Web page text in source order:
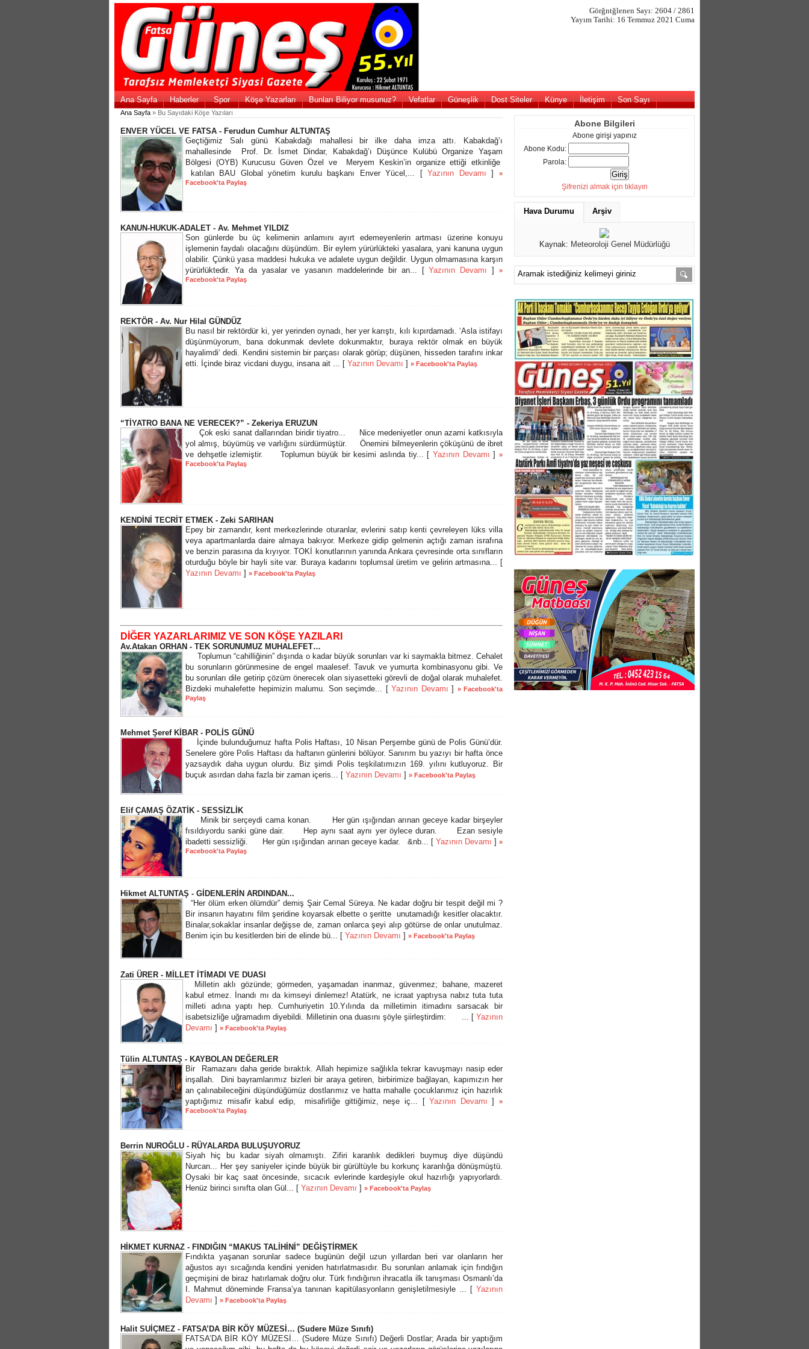
Görğntğlenen Sayı: 2604 / 2861
Yayım Tarihi: 16 Temmuz 2021 Cuma
Ana Sayfa Haberler Spor Köşe Yazarları Bunları Biliyor musunuz? Vefatlar Güneşlik Dost Siteler Künye İletişim Son Sayı
Ana Sayfa » Bu Sayıdaki Köşe Yazıları
ENVER YÜCEL VE FATSA - Ferudun Cumhur ALTUNTAŞ
Geçtiğimiz Salı günü Kabakdağı mahallesi bir ilke daha imza attı. Kabakdağ’ı
mahallesinde Prof. Dr. İsmet Dindar, Kabakdağ’ı Düşünce Kulübü Organize Yaşam
Bölgesi (OYB) Kurucusu Güven Özel ve Meryem Keskin’in organize ettiği etkinliğe
katılan BAU Global yönetim kurulu başkanı Enver Yücel,... [Yazının Devamı ]»
Facebook'ta Paylaş
KANUN-HUKUK-ADALET - Av. Mehmet YILDIZ
Son günlerde bu üç kelimenin anlamını ayırt edemeyenlerin artması üzerine konuyu
işlemenin faydalı olacağını düşündüm. Bir eylem yürürlükteki yasalara, yani kanuna uygun
olabilir. Çünkü yasa maddesi hukuka ve adalete uygun değildir. Uygun olmamasına karşın
yürürlüktedir. Ya da yasalar ve yasanın maddelerinde bir an... [Yazının Devamı ]»
Facebook'ta Paylaş
REKTÖR - Av. Nur Hilal GÜNDÜZ
Bu nasıl bir rektördür ki, yer yerinden oynadı, her yer karıştı, kılı kıpırdamadı. ‘Asla istifayı
düşünmüyorum, bana dokunmak devlete dokunmaktır, buraya rektör olmak en büyük
hayalimdi‘ dedi. Kendini sistemin bir parçası olarak görüp; düşünen, hisseden tarafını inkar
etti. İçinde biraz vicdani duygu, insana ait ... [ Yazının Devamı ] » Facebook'ta Paylaş
“TİYATRO BANA NE VERECEK?” - Zekeriya ERUZUN
Çok eski sanat dallarından biridir tiyatro... Nice medeniyetler onun azami katkısıyla
yol almış, büyümüş ve varlığını sürdürmüştür. Önemini bilmeyenlerin çöküşünü de ibret
ve dehşetle izlemiştir. Toplumun büyük bir kesimi aslında tiy... [Yazının Devamı ]»
Facebook'ta Paylaş
KENDİNİ TECRİT ETMEK - Zeki SARIHAN
Epey bir zamandır, kent merkezlerinde oturanlar, evlerini satıp kenti çevreleyen lüks villa
veya apartmanlarda daire almaya bakıyor. Merkeze gidip gelmenin açtığı zaman israfına
ve benzin parasına da kıyıyor. TOKİ konutlarının yanında Ankara çevresinde orta sınıfların
oturduğu böyle bir hayli site var. Buraya kadarını toplumsal üretim ve gelirin artmasına... [
Yazının Devamı ] » Facebook'ta Paylaş
DİĞER YAZARLARIMIZ VE SON KÖŞE YAZILARI
Av.Atakan ORHAN - TEK SORUNUMUZ MUHALEFET…
Toplumun “cahilliğinin” dışında o kadar büyük sorunları var ki saymakla bitmez. Cehalet
bu sorunların görünmesine de engel maalesef. Tavuk ve yumurta kombinasyonu gibi. Ve
bu sorunları dile getirip çözüm önerecek olan siyasetteki görevli de doğal olarak muhalefet.
Bizdeki muhalefette hepimizin malumu. Son seçimde... [Yazının Devamı ] » Facebook'ta
Paylaş
Mehmet Şeref KİBAR - POLİS GÜNÜ
İçinde bulunduğumuz hafta Polis Haftası, 10 Nisan Perşembe günü de Polis Günü’dür.
Senelere göre Polis Haftası da haftanın günlerini bölüyor. Sanırım bu yazıyı bir hafta önce
yazsaydık daha uygun olurdu. Biz şimdi Polis teşkilatımızın 169. yılını kutluyoruz. Bir
buçuk asırdan daha fazla bir zaman içeris... [ Yazının Devamı ] » Facebook'ta Paylaş
Elif ÇAMAŞ ÖZATİK - SESSİZLİK
Minik bir serçeydi cama konan. Her gün ışığından arınan geceye kadar birşeyler
fısıldıyordu sanki güne dair. Hep aynı saat aynı yer öylece duran. Ezan sesiyle
ibadetti sessizliği. Her gün ışığından arınan geceye kadar. &nb... [ Yazının Devamı ]»
Facebook'ta Paylaş
Hikmet ALTUNTAŞ - GİDENLERİN ARDINDAN...
“Her ölüm erken ölümdür” demiş Şair Cemal Süreya. Ne kadar doğru bir tespit değil mi ?
Bir insanın hayatını film şeridine koyarsak elbette o şeritte unutamadığı kesitler olacaktır.
Binalar,sokaklar insanlar değişse de, zaman onlarca şeyi alıp götürse de onlar unutulmaz.
Benim için bu kesitlerden biri de elinde bü... [ Yazının Devamı ] » Facebook'ta Paylaş
Zati ÜRER - MİLLET İTİMADI VE DUASI
Milletin aklı gözünde; görmeden, yaşamadan inanmaz, güvenmez; bahane, mazeret
kabul etmez. İnandı mı da kimseyi dinlemez! Atatürk, ne icraat yaptıysa nabız tuta tuta
milleti adına yaptı hep. Cumhuriyetin 10.Yılında da milletimin itimadını sarsacak bir
isabetsizliğe uğramadım diyebildi. Milletinin ona duasını şöyle şiirleştirdim: ... [ Yazının
Devamı ] » Facebook'ta Paylaş
Tülin ALTUNTAŞ - KAYBOLAN DEĞERLER
Bir Ramazanı daha geride bıraktık. Allah hepimize sağlıkla tekrar kavuşmayı nasip eder
inşallah. Dini bayramlarımız bizleri bir araya getiren, birbirimize bağlayan, kapımızın her
an çalınabileceğini düşündüğümüz dostlarımız ve hatta mahalle çocuklarımız için hazırlık
yaptığımız misafir kabul edip, misafirliğe gittiğimiz, neşe iç... [Yazının Devamı ]»
Facebook'ta Paylaş
Berrin NUROĞLU - RÜYALARDA BULUŞUYORUZ
Siyah hiç bu kadar siyah olmamıştı. Zifiri karanlık dedikleri buymuş diye düşündü
Nurcan... Her şey saniyeler içinde büyük bir gürültüyle bu korkunç karanlığa dönüşmüştü.
Oysaki bir kaç saat öncesinde, sıcacık evlerinde kardeşiyle okul hazırlığı yapıyorlardı.
Henüz birinci sınıfta olan Gül... [ Yazının Devamı ] » Facebook'ta Paylaş
HİKMET KURNAZ - FINDIĞIN “MAKUS TALİHİNİ” DEĞİŞTİRMEK
Fındıkta yaşanan sorunlar sadece bugünün değil uzun yıllardan beri var olanların her
ağustos ayı sıcağında kendini yeniden hatırlatmasıdır. Bu sorunları anlamak için fındığın
geçmişini de biraz hatırlamak doğru olur. Türk fındığının ihracatla ilk tanışması Osmanlı’da
I. Mahmut döneminde Fransa’ya tanınan kapitülasyonların genişletilmesiyle ... [ Yazının
Devamı ] » Facebook'ta Paylaş
Halit SUİÇMEZ - FATSA’DA BİR KÖY MÜZESİ… (Sudere Müze Sınıfı)
FATSA’DA BİR KÖY MÜZESİ… (Sudere Müze Sınıfı) Değerli Dostlar; Arada bir yaptığım
Abone Bilgileri
Abone girişi yapınız
Abone Kodu:
Parola:
Şifrenizi almak için tıklayın
Hava Durumu Arşiv
Kaynak: Meteoroloji Genel Müdürlüğü